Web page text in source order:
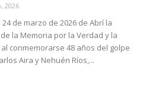
2026
de marzo de 2026 de Abrí la
la Memoria por la Verdad y la
conmemorarse 48 años del golpe
Aira y Nehuén Ríos,...